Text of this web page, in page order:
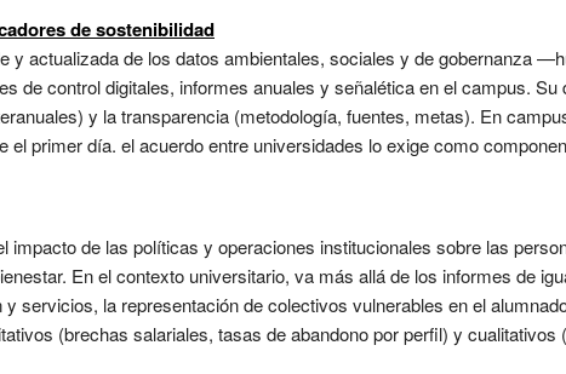
de sostenibilidad
y actualizada de los datos ambientales, sociales y de gobernanza
de control digitales, informes anuales y señalética en el campus.
y la transparencia (metodología, fuentes, metas). En
el primer día. el acuerdo entre universidades lo exige como
impacto de las políticas y operaciones institucionales sobre las
En el contexto universitario, va más allá de los informes de
servicios, la representación de colectivos vulnerables en el
(brechas salariales, tasas de abandono por perfil) y